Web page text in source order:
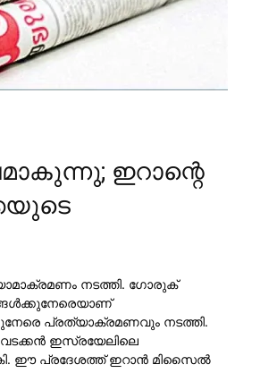
ഇറാന്റെ
നടത്തി. ഗോരുക്
പ്രത്യാക്രമണവും നടത്തി.
ഇസ്രയേലിലെ
ഈ പ്രദേശത്ത് ഇറാന്‍ മിസൈല്‍